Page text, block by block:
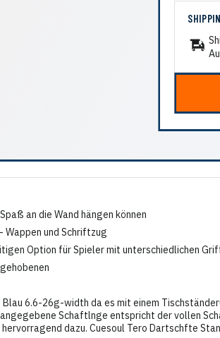
an die Wand hängen können
und Schriftzug
Option für Spieler mit unterschiedlichen
6.6-26g-width da es mit einem
Schaftlnge entspricht der vollen
dazu. Cuesoul Tero Dartschfte